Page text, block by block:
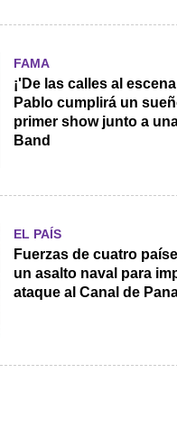
FAMA
¡'De las calles al
Pablo cumplirá un
primer show junto a
Band
EL PAÍS
Fuerzas de cuatro
un asalto naval para
ataque al Canal de